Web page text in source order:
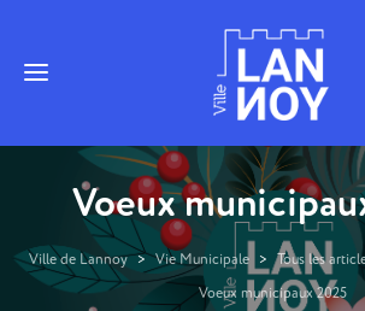
Voeux
Ville de Lannoy > Vie Municipale > Tous les
Voeux municipaux 2025